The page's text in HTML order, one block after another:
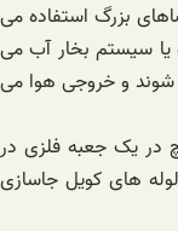
بزرگ استفاده می
سیستم بخار آب می
شوند و خروجی هوا می
در یک جعبه فلزی در
های کویل جاسازی